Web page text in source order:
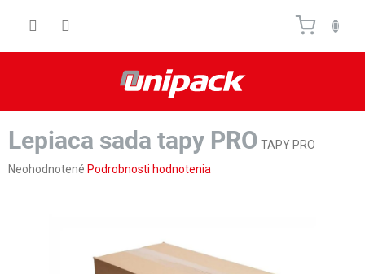
Lepiaca sada tapy PRO TAPY PRO
Priemerné
Neohodnotené Podrobnosti hodnotenia